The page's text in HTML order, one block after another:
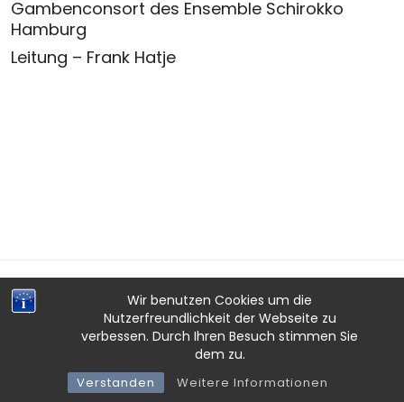
Wir benutzen Cookies um die
Nutzerfreundlichkeit der Webseite zu
verbessen. Durch Ihren Besuch stimmen Sie
dem zu.
Verstanden Weitere Informationen
Gambenconsort des Ensemble Schirokko
Hamburg
Leitung – Frank Hatje
IMPRESSUM·DATENSCHUTZ· AGB
ENSEMBLE SCHIROKKO HAMBURG © 2026